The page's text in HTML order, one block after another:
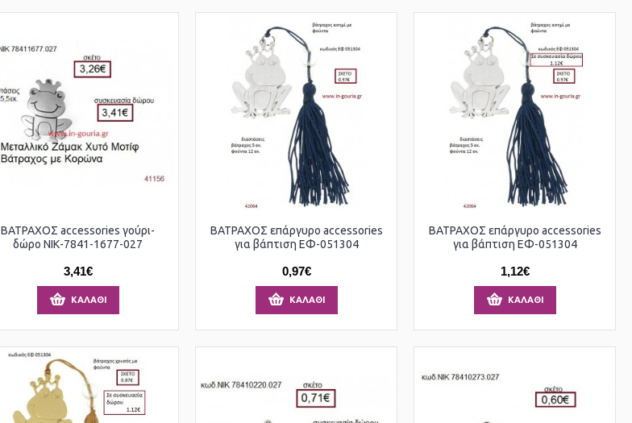
ΒΑΤΡΑΧΟΣ accessories γούρι-
δώρο ΝΙΚ-7841-1677-027
3,41€
ΚΑΛΆΘΙ
ΒΑΤΡΑΧΟΣ επάργυρο accessories
για βάπτιση ΕΦ-051304
0,97€
ΚΑΛΆΘΙ
ΒΑΤΡΑΧΟΣ επάργυρο accessories
για βάπτιση ΕΦ-051304
1,12€
ΚΑΛΆΘΙ